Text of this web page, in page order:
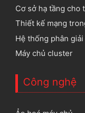
Cơ sở hạ tầng cho
Thiết kế mạng
Hệ thống phân
Máy chủ cluster
Công nghệ